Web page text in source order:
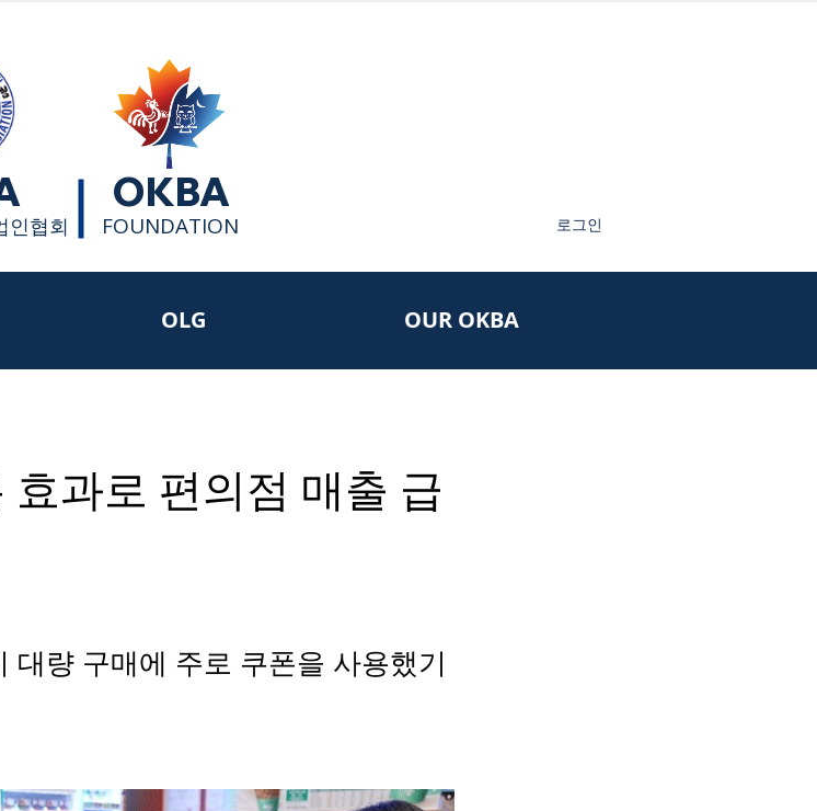
인협회
OKBA
FOUNDATION 로그인
OLG OUR OKBA
과로 편의점 매출 급
대량 구매에 주로 쿠폰을 사용했기